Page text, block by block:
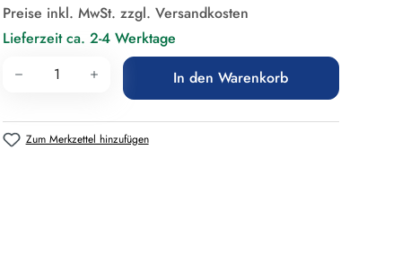
Preise inkl. MwSt. zzgl. Versandkosten
Lieferzeit ca. 2-4 Werktage
Produkt Anzahl: Gib den gewünschten
In den Warenkorb
Zum Merkzettel hinzufügen